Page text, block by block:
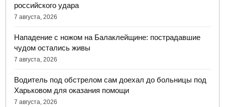
российского удара
7 августа, 2026
Нападение с ножом на Балаклейщине: пострадавшие
чудом остались живы
7 августа, 2026
Водитель под обстрелом сам доехал до больницы под
Харьковом для оказания помощи
7 августа, 2026